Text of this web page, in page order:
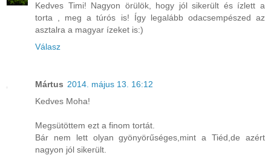
Kedves Timi! Nagyon örülök, hogy jól sikerült és ízlett a
torta , meg a túrós is! Így legalább odacsempészed az
asztalra a magyar ízeket is:)
Válasz
Mártus 2014. május 13. 16:12
Kedves Moha!
Megsütöttem ezt a finom tortát.
Bár nem lett olyan gyönyörűséges,mint a Tiéd,de azért
nagyon jól sikerült.